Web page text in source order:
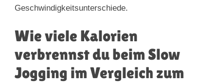
Geschwindigkeitsunterschiede.
Wie viele Kalorien
verbrennst du beim Slow
Jogging im Vergleich zum